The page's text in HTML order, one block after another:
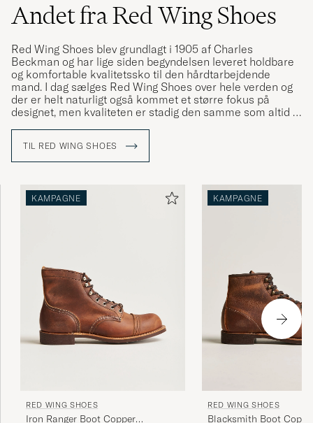
Andet fra Red Wing Shoes
Red Wing Shoes blev grundlagt i 1905 af Charles
Beckman og har lige siden begyndelsen leveret holdbare
og komfortable kvalitetssko til den hårdtarbejdende
mand. I dag sælges Red Wing Shoes over hele verden og
der er helt naturligt også kommet et større fokus på
designet, men kvaliteten er stadig den samme som altid –
Wing Shoes.
TIL RED WING SHOES
KAMPAGNE
RED WING SHOES
Iron Ranger Boot Copper
KAMPAGNE
RED WING SHOES
Blacksmith Boot